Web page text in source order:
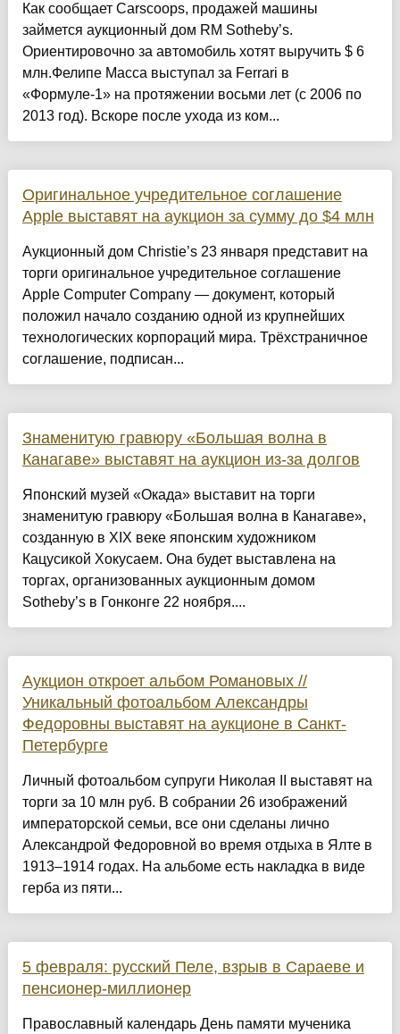
Как сообщает Carscoops, продажей машины
займется аукционный дом RM Sotheby’s.
Ориентировочно за автомобиль хотят выручить $ 6
млн.Фелипе Масса выступал за Ferrari в
«Формуле-1» на протяжении восьми лет (с 2006 по
2013 год). Вскоре после ухода из ком...
Оригинальное учредительное соглашение
Apple выставят на аукцион за сумму до $4 млн
Аукционный дом Christie’s 23 января представит на
торги оригинальное учредительное соглашение
Apple Computer Company — документ, который
положил начало созданию одной из крупнейших
технологических корпораций мира. Трёхстраничное
соглашение, подписан...
Знаменитую гравюру «Большая волна в
Канагаве» выставят на аукцион из-за долгов
Японский музей «Окада» выставит на торги
знаменитую гравюру «Большая волна в Канагаве»,
созданную в XIX веке японским художником
Кацусикой Хокусаем. Она будет выставлена на
торгах, организованных аукционным домом
Sotheby’s в Гонконге 22 ноября....
Аукцион откроет альбом Романовых //
Уникальный фотоальбом Александры
Федоровны выставят на аукционе в Санкт-
Петербурге
Личный фотоальбом супруги Николая II выставят на
торги за 10 млн руб. В собрании 26 изображений
императорской семьи, все они сделаны лично
Александрой Федоровной во время отдыха в Ялте в
1913–1914 годах. На альбоме есть накладка в виде
герба из пяти...
5 февраля: русский Пеле, взрыв в Сараеве и
пенсионер-миллионер
Православный календарь День памяти мученика